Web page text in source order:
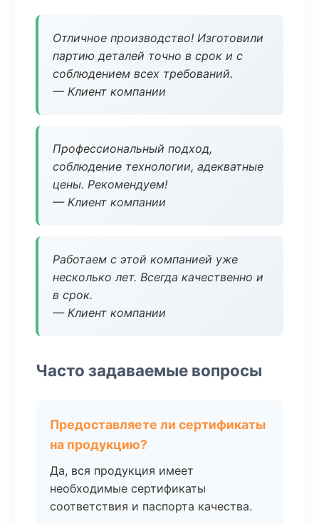
Отличное производство! Изготовили
партию деталей точно в срок и с
соблюдением всех требований.
— Клиент компании
Профессиональный подход,
соблюдение технологии, адекватные
цены. Рекомендуем!
— Клиент компании
Работаем с этой компанией уже
несколько лет. Всегда качественно и
в срок.
— Клиент компании
Часто задаваемые вопросы
Предоставляете ли сертификаты
на продукцию?
Да, вся продукция имеет
необходимые сертификаты
соответствия и паспорта качества.